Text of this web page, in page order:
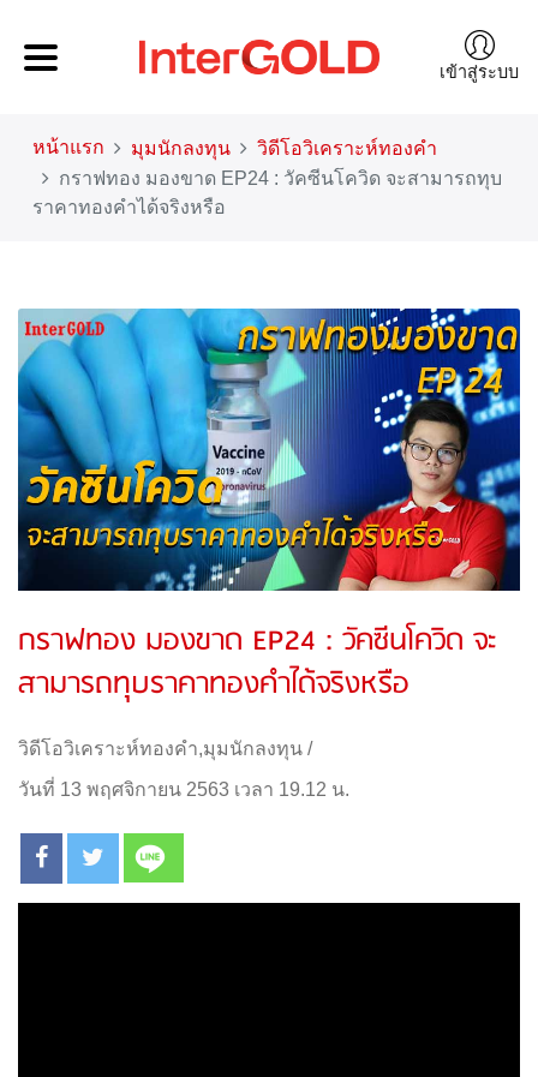
เข้าสู่ระบบ
หน้าแรก มุมนักลงทุน
วิดีโอวิเคราะห์ทองคำ
กราฟทอง มองขาด EP24 : วัคซีนโควิด จะสามารถทุบ
ราคาทองคำได้จริงหรือ
กราฟทอง มองขาด EP24 : วัคซีนโควิด จะ
สามารถทุบราคาทองคำได้จริงหรือ
วิดีโอวิเคราะห์ทองคำ,มุมนักลงทุน /
วันที่ 13 พฤศจิกายน 2563 เวลา 19.12 น.